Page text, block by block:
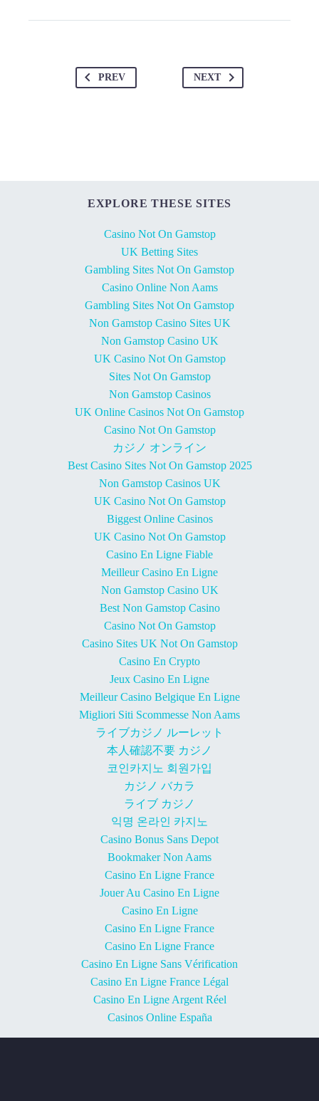
PREV NEXT
EXPLORE THESE SITES
Casino Not On Gamstop
UK Betting Sites
Gambling Sites Not On Gamstop
Casino Online Non Aams
Gambling Sites Not On Gamstop
Non Gamstop Casino Sites UK
Non Gamstop Casino UK
UK Casino Not On Gamstop
Sites Not On Gamstop
Non Gamstop Casinos
UK Online Casinos Not On Gamstop
Casino Not On Gamstop
カジノ オンライン
Best Casino Sites Not On Gamstop 2025
Non Gamstop Casinos UK
UK Casino Not On Gamstop
Biggest Online Casinos
UK Casino Not On Gamstop
Casino En Ligne Fiable
Meilleur Casino En Ligne
Non Gamstop Casino UK
Best Non Gamstop Casino
Casino Not On Gamstop
Casino Sites UK Not On Gamstop
Casino En Crypto
Jeux Casino En Ligne
Meilleur Casino Belgique En Ligne
Migliori Siti Scommesse Non Aams
ライブカジノ ルーレット
本人確認不要 カジノ
코인카지노 회원가입
カジノ バカラ
ライブ カジノ
익명 온라인 카지노
Casino Bonus Sans Depot
Bookmaker Non Aams
Casino En Ligne France
Jouer Au Casino En Ligne
Casino En Ligne
Casino En Ligne France
Casino En Ligne France
Casino En Ligne Sans Vérification
Casino En Ligne France Légal
Casino En Ligne Argent Réel
Casinos Online España